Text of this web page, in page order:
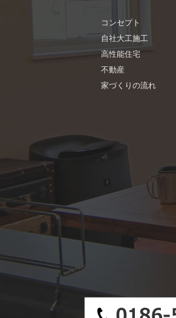
コンセプト
自社大工施工
高性能住宅
不動産
家づくりの流れ